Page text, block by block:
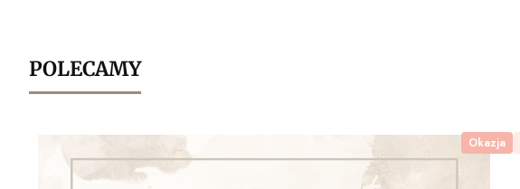
POLECAMY
Okazja